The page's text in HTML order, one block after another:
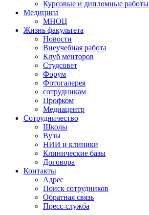
Курсовые и дипломные работы
Медицина
МНОЦ
Жизнь факультета
Новости
Внеучебная работа
Клуб менторов
Студсовет
Форум
Фотогалерея
сотрудникам
Профком
Медиацентр
Сотрудничество
Школы
Вузы
НИИ и клиники
Клинические базы
Договора
Контакты
Адрес
Поиск сотрудников
Обратная связь
Пресс-служба